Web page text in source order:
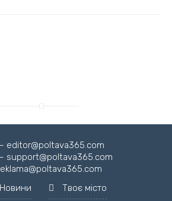
editor@poltava365.com
– support@poltava365.com
Новини
Твоє місто